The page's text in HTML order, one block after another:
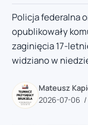
Policja federalna
opublikowały
zaginięcia 17-
widziano w
Mateusz
2026-07-06